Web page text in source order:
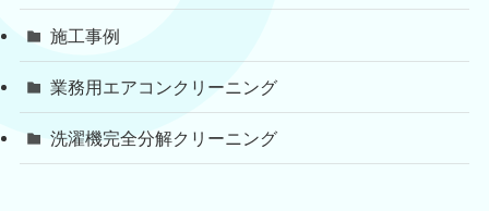
施工事例
業務用エアコンクリーニング
洗濯機完全分解クリーニング